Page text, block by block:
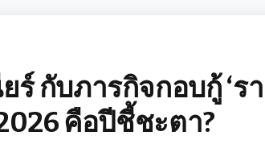
ร์ กับภารกิจกอบกู้ ‘
คือปีชี้ชะตา?